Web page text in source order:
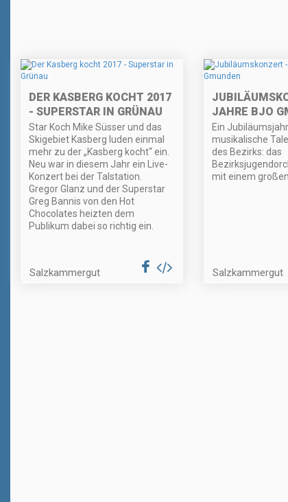
DER KASBERG KOCHT 2017
- SUPERSTAR IN GRÜNAU
Star Koch Mike Süsser und das
Skigebiet Kasberg luden einmal
mehr zu der „Kasberg kocht“ ein.
Neu war in diesem Jahr ein Live-
Konzert bei der Talstation.
Gregor Glanz und der Superstar
Greg Bannis von den Hot
Chocolates heizten dem
Publikum dabei so richtig ein.
Salzkammergut
JAHRE BJO
Ein
musikalische
des Bezirks: das
mit einem
Salzkammergut